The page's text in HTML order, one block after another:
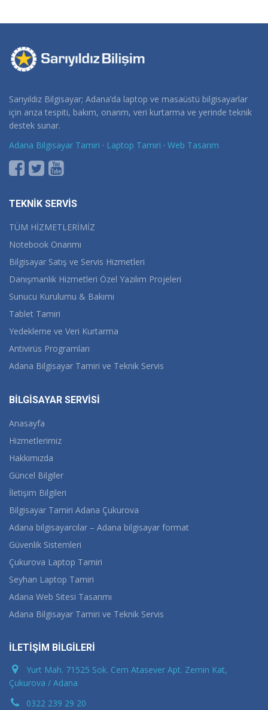
₺ 1.400,00.
Sarıyıldız Bilgisayar; Adana’da laptop ve masaüstü bilgisayarlar
için arıza tespiti, bakım, onarım, veri kurtarma ve yerinde teknik
destek sunar.
Adana Bilgisayar Tamiri · Laptop Tamiri · Web Tasarım
TEKNİK SERVİS
TÜM HİZMETLERİMİZ
Notebook Onarımı
Bilgisayar Satış ve Servis Hizmetleri
Danışmanlık Hizmetleri Özel Yazılım Projeleri
Sunucu Kurulumu & Bakımı
Tablet Tamiri
Yedekleme ve Veri Kurtarma
Antivirüs Programları
Adana Bilgisayar Tamiri ve Teknik Servis
BİLGİSAYAR SERVİSİ
Anasayfa
Hizmetlerimiz
Hakkımızda
Güncel Bilgiler
İletişim Bilgileri
Bilgisayar Tamiri Adana Çukurova
Adana bilgisayarcılar – Adana bilgisayar format
Güvenlik Sistemleri
Çukurova Laptop Tamiri
Seyhan Laptop Tamiri
Adana Web Sitesi Tasarımı
Adana Bilgisayar Tamiri ve Teknik Servis
İLETİŞİM BİLGİLERİ
Yurt Mah. 71525 Sok. Cem Atasever Apt. Zemin Kat,
Çukurova / Adana
0322 239 29 20